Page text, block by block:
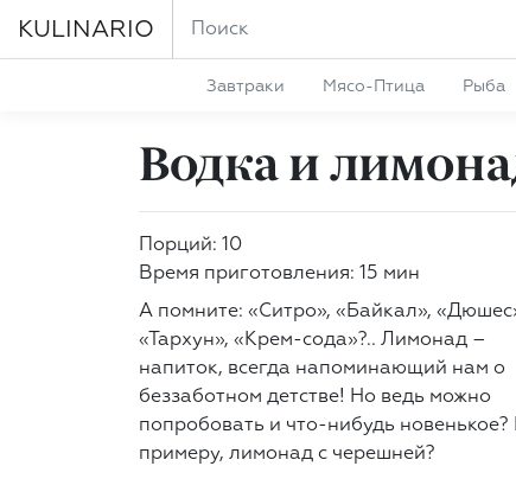
KULINARIO
Завтраки Мясо-Птица Рыба
Водка и
Порций: 10
Время приготовления: 15 мин
А помните: «Ситро», «Байкал»,
«Тархун», «Крем-сода»?.. Лимонад –
напиток, всегда напоминающий нам о
беззаботном детстве! Но ведь можно
попробовать и что-нибудь новенькое?
примеру, лимонад с черешней?